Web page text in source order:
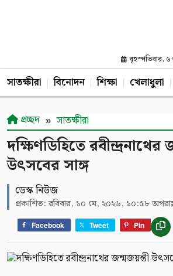
বৃহস্পতিবার,
সাতক্ষীরা বিনোদন শিক্ষা খেলাধুলা
প্রচ্ছদ সাতক্ষীরা
দক্ষিণডিহিতে রবীন্দ্রনাথের
উৎসবের সাঙ্গ
ডেস্ক নিউজ
প্রকাশিত: রবিবার, ১০ মে, ২০২৬, ১০:৫৮
Facebook Tweet Pin